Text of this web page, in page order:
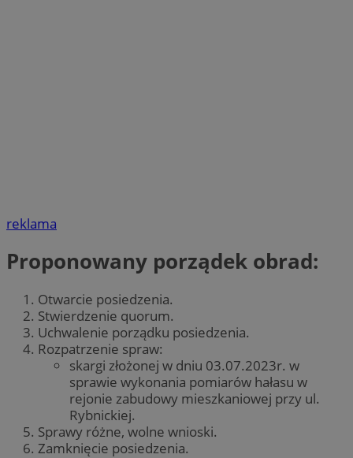
reklama
Proponowany porządek obrad:
Otwarcie posiedzenia.
Stwierdzenie quorum.
Uchwalenie porządku posiedzenia.
Rozpatrzenie spraw:
skargi złożonej w dniu 03.07.2023r. w
sprawie wykonania pomiarów hałasu w
rejonie zabudowy mieszkaniowej przy ul.
Rybnickiej.
Sprawy różne, wolne wnioski.
Zamknięcie posiedzenia.